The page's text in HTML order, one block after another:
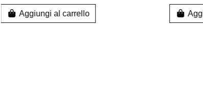
Aggiungi al carrello